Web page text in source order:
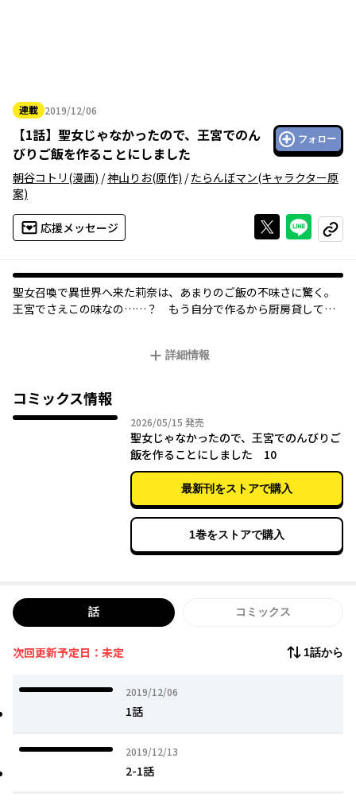
連載 2019/12/06
2019年12月06日
【1話】 聖女じゃなかったので、王宮でのん
びりご飯を作ることにしました
フォロー
朝谷コトリ (漫画) /神山りお(原作) /たらんぼマン(キャラクター原
案)
応援メッセージ Xで投稿する
ライン
コピー
聖女召喚で異世界へ来た莉奈は、あまりのご飯の不味さに驚く。
王宮でさえこの味なの……？ もう自分で作るから厨房貸して！
詳細情報
コミックス情報
2026/05/15 2026年05月15日
発売
聖女じゃなかったので、王宮でのんびりご
飯を作ることにしました 10
最新刊をストアで購入
1巻をストアで購入
話 コミックス
次回更新予定日：未定 1話から
2019/12/06
2019年12月06日
1話
2019/12/13
2019年12月13日
2-1話